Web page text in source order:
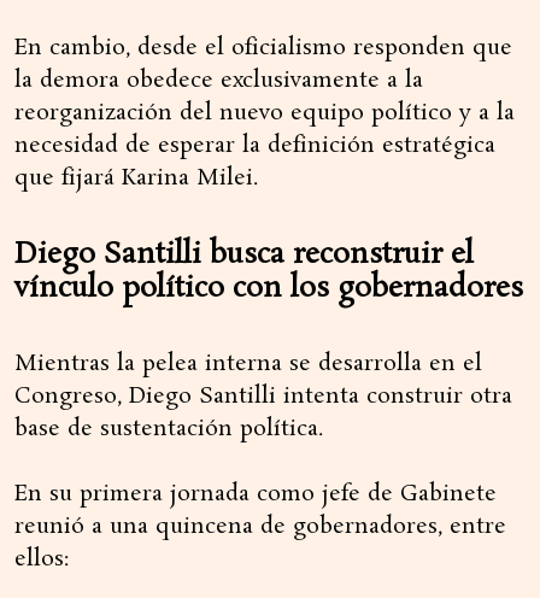
En cambio, desde el oficialismo responden que
la demora obedece exclusivamente a la
reorganización del nuevo equipo político y a la
necesidad de esperar la definición estratégica
que fijará Karina Milei.
Diego Santilli busca reconstruir el
vínculo político con los gobernadores
Mientras la pelea interna se desarrolla en el
Congreso, Diego Santilli intenta construir otra
base de sustentación política.
En su primera jornada como jefe de Gabinete
reunió a una quincena de gobernadores, entre
ellos: